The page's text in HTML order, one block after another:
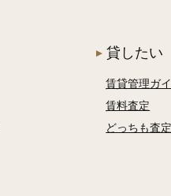
貸したい
賃貸管理ガ
賃料査定
どっちも査